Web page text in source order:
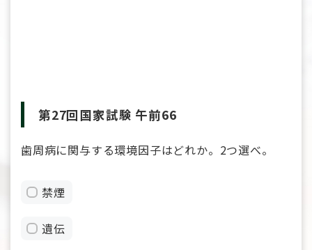
第27回国家試験 午前66
歯周病に関与する環境因子はどれか。2つ選べ。
禁煙
遺伝